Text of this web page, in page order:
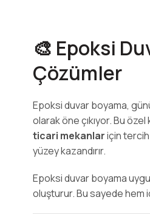
🎨 Epoksi
Çözümler
Epoksi duvar boyama,
olarak öne çıkıyor. Bu
ticari mekanlariçin
yüzey kazandırır.
Epoksi duvar boyama
oluşturur. Bu sayede hem